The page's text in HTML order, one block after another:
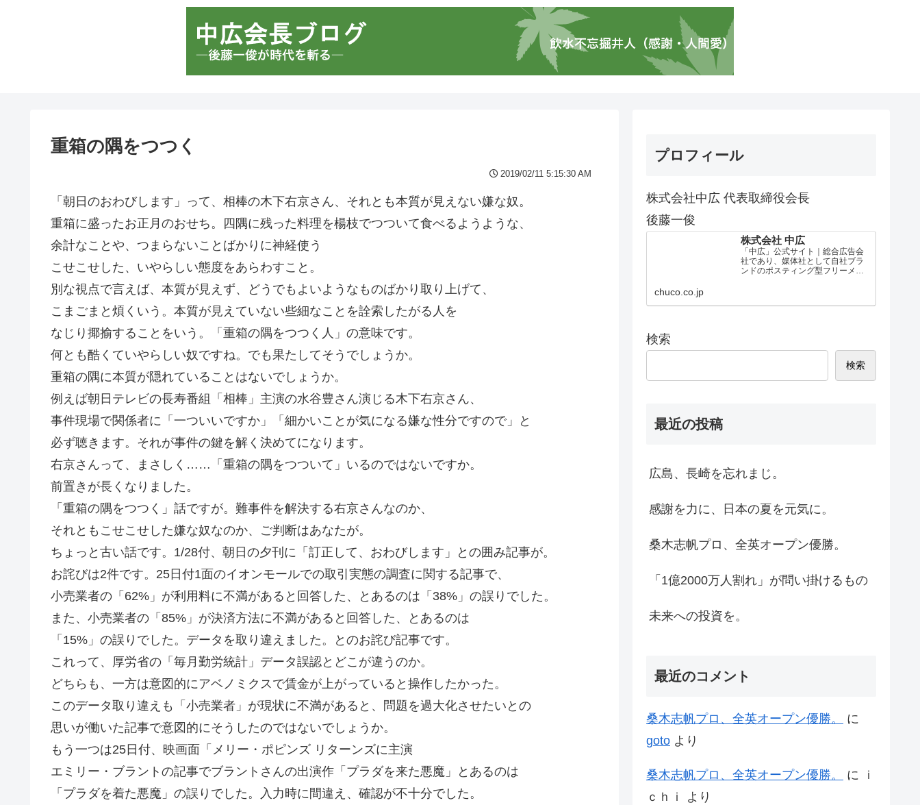
重箱の隅をつつく
2019/02/11 5:15:30 AM
「朝日のおわびします」って、相棒の木下右京さん、それとも本質が見えない嫌な奴。
重箱に盛ったお正月のおせち。四隅に残った料理を楊枝でつついて食べるようような、
余計なことや、つまらないことばかりに神経使う
こせこせした、いやらしい態度をあらわすこと。
別な視点で言えば、本質が見えず、どうでもよいようなものばかり取り上げて、
こまごまと煩くいう。本質が見えていない些細なことを詮索したがる人を
なじり揶揄することをいう。「重箱の隅をつつく人」の意味です。
何とも酷くていやらしい奴ですね。でも果たしてそうでしょうか。
重箱の隅に本質が隠れていることはないでしょうか。
例えば朝日テレビの長寿番組「相棒」主演の水谷豊さん演じる木下右京さん、
事件現場で関係者に「一ついいですか」「細かいことが気になる嫌な性分ですので」と
必ず聴きます。それが事件の鍵を解く決めてになります。
右京さんって、まさしく……「重箱の隅をつついて」いるのではないですか。
前置きが長くなりました。
「重箱の隅をつつく」話ですが。難事件を解決する右京さんなのか、
それともこせこせした嫌な奴なのか、ご判断はあなたが。
ちょっと古い話です。1/28付、朝日の夕刊に「訂正して、おわびします」との囲み記事が。
お詫びは2件です。25日付1面のイオンモールでの取引実態の調査に関する記事で、
小売業者の「62%」が利用料に不満があると回答した、とあるのは「38%」の誤りでした。
また、小売業者の「85%」が決済方法に不満があると回答した、とあるのは
「15%」の誤りでした。データを取り違えました。とのお詫び記事です。
これって、厚労省の「毎月勤労統計」データ誤認とどこが違うのか。
どちらも、一方は意図的にアベノミクスで賃金が上がっていると操作したかった。
このデータ取り違えも「小売業者」が現状に不満があると、問題を過大化させたいとの
思いが働いた記事で意図的にそうしたのではないでしょうか。
もう一つは25日付、映画面「メリー・ポピンズ リターンズに主演
エミリー・ブラントの記事でブラントさんの出演作「プラダを来た悪魔」とあるのは
「プラダを着た悪魔」の誤りでした。入力時に間違え、確認が不十分でした。
プロフィール
株式会社中広 代表取締役会長
後藤一俊
株式会社 中広
「中広」公式サイト｜総合広告会
社であり、媒体社として自社ブラ
ンドのポスティング型フリーメデ
chuco.co.jp
検索
検索
最近の投稿
広島、長崎を忘れまじ。
感謝を力に、日本の夏を元気に。
桑木志帆プロ、全英オープン優勝。
「1億2000万人割れ」が問い掛けるもの
未来への投資を。
最近のコメント
桑木志帆プロ、全英オープン優勝。
に
goto より
桑木志帆プロ、全英オープン優勝。 に
ｉ
ｃｈｉ
より